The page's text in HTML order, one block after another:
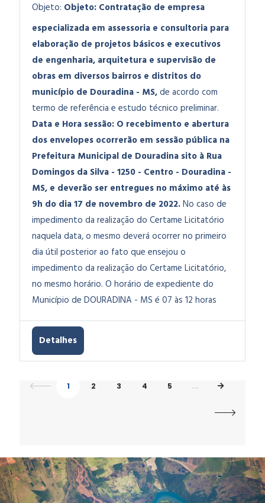
Objeto: Objeto: Contratação de empresa
especializada em assessoria e consultoria para
elaboração de projetos básicos e executivos
de engenharia, arquitetura e supervisão de
obras em diversos bairros e distritos do
município de Douradina - MS,de acordo com
termo de referência e estudo técnico preliminar.
Data e Hora sessão: O recebimento e abertura
dos envelopes ocorrerão em sessão pública na
Prefeitura Municipal de Douradina sito à Rua
Domingos da Silva - 1250 - Centro - Douradina -
MS, e deverão ser entregues no máximo até às
9h do dia 17 de novembro de 2022.No caso de
impedimento da realização do Certame Licitatório
naquela data, o mesmo deverá ocorrer no primeiro
dia útil posterior ao fato que ensejou o
impedimento da realização do Certame Licitatório,
no mesmo horário. O horário de expediente do
Município de DOURADINA - MS é 07 às 12 horas
Detalhes
1 2 3 4 5 ...